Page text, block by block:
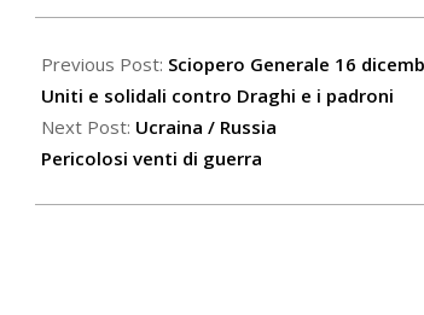
12-
17
Previous Post: Sciopero Generale 16
Uniti e solidali contro Draghi e i padroni
Next Post: Ucraina / Russia
Pericolosi venti di guerra